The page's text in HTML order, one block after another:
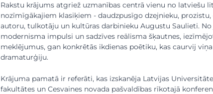
Rakstu krājums atgriež uzmanības centrā vienu no latviešu
nozīmīgākajiem klasiķiem - daudzpusīgo dzejnieku,
autoru, tulkotāju un kultūras darbinieku Augustu Saulieti.
modernisma impulsi un sadzīves reālisma šķautnes,
meklējumus, gan konkrētās ikdienas poētiku, kas caurvij
dramaturģiju.
Krājuma pamatā ir referāti, kas izskanēja Latvijas
fakultātes un Cesvaines novada pašvaldības rīkotajā